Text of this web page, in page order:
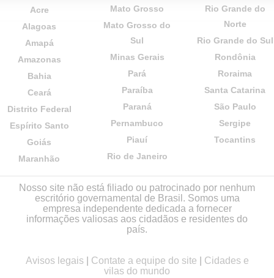
Acre
Alagoas
Amapá
Amazonas
Bahia
Ceará
Distrito Federal
Espírito Santo
Goiás
Maranhão
Mato Grosso
Mato Grosso do
Sul
Minas Gerais
Pará
Paraíba
Paraná
Pernambuco
Piauí
Rio de Janeiro
Rio Grande do
Norte
Rio Grande do Sul
Rondônia
Roraima
Santa Catarina
São Paulo
Sergipe
Tocantins
Nosso site não está filiado ou patrocinado por nenhum
escritório governamental de Brasil. Somos uma
empresa independente dedicada a fornecer
informações valiosas aos cidadãos e residentes do
país.
Avisos legais Contate a equipe do site
Cidades e
vilas do mundo